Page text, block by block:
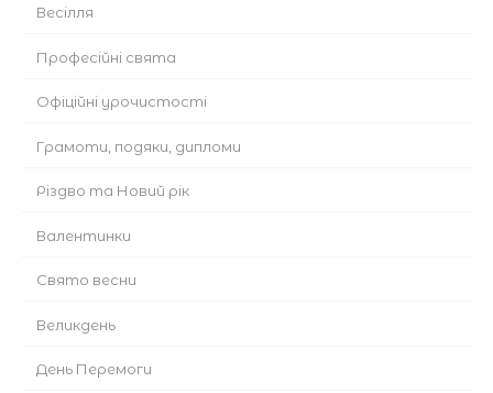
Весілля
Професійні свята
Офіційні урочистості
Грамоти, подяки, дипломи
Різдво та Новий рік
Валентинки
Cвято весни
Великдень
День Перемоги